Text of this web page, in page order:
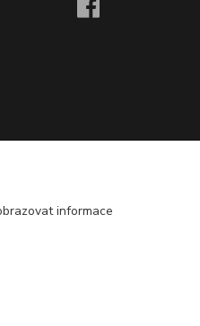
informace